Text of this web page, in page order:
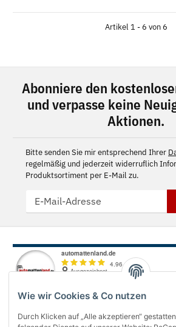
Wie wir Cookies & Co nutzen
Durch Klicken auf „Alle akzeptieren“
Artikel 1 - 6 von 6
Abonniere den
und verpasse keine
Aktionen.
Bitte senden Sie mir entsprechend Ihrer
regelmäßig und jederzeit widerruflich
Produktsortiment per E-Mail zu.